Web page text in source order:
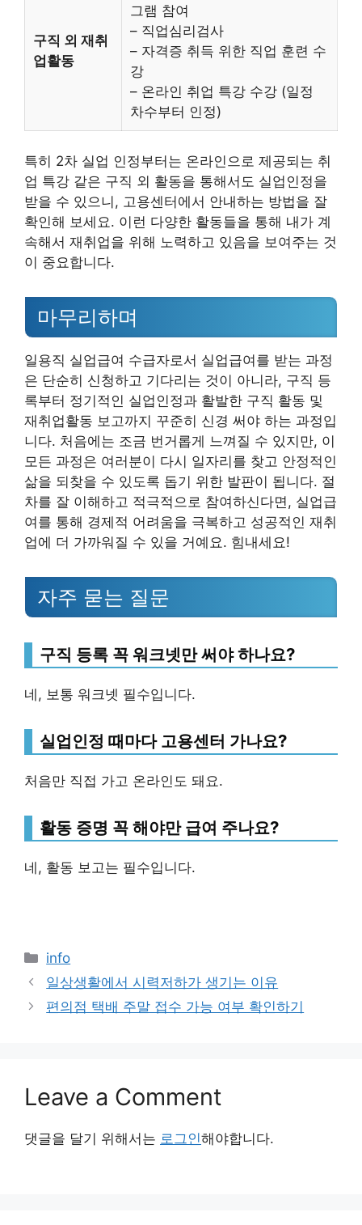
구직 외 재취
업활동
그램 참여
– 직업심리검사
– 자격증 취득 위한 직업 훈련 수
강
– 온라인 취업 특강 수강 (일정
차수부터 인정)
특히 2차 실업 인정부터는 온라인으로 제공되는 취
업 특강 같은 구직 외 활동을 통해서도 실업인정을
받을 수 있으니, 고용센터에서 안내하는 방법을 잘
확인해 보세요. 이런 다양한 활동들을 통해 내가 계
속해서 재취업을 위해 노력하고 있음을 보여주는 것
이 중요합니다.
마무리하며
일용직 실업급여 수급자로서 실업급여를 받는 과정
은 단순히 신청하고 기다리는 것이 아니라, 구직 등
록부터 정기적인 실업인정과 활발한 구직 활동 및
재취업활동 보고까지 꾸준히 신경 써야 하는 과정입
니다. 처음에는 조금 번거롭게 느껴질 수 있지만, 이
모든 과정은 여러분이 다시 일자리를 찾고 안정적인
삶을 되찾을 수 있도록 돕기 위한 발판이 됩니다. 절
차를 잘 이해하고 적극적으로 참여하신다면, 실업급
여를 통해 경제적 어려움을 극복하고 성공적인 재취
업에 더 가까워질 수 있을 거예요. 힘내세요!
자주 묻는 질문
구직 등록 꼭 워크넷만 써야 하나요?
네, 보통 워크넷 필수입니다.
실업인정 때마다 고용센터 가나요?
처음만 직접 가고 온라인도 돼요.
활동 증명 꼭 해야만 급여 주나요?
네, 활동 보고는 필수입니다.
Categories
info
일상생활에서 시력저하가 생기는 이유
편의점 택배 주말 접수 가능 여부 확인하기
Leave a Comment
댓글을 달기 위해서는 로그인해야합니다.